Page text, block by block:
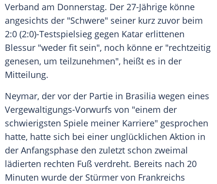
Verband am Donnerstag. Der 27-Jährige könne
angesichts der "Schwere" seiner kurz zuvor beim
2:0 (2:0)-Testspielsieg gegen Katar erlittenen
Blessur "weder fit sein", noch könne er "rechtzeitig
genesen, um teilzunehmen", heißt es in der
Mitteilung.
Neymar, der vor der Partie in Brasilia wegen eines
Vergewaltigungs-Vorwurfs von "einem der
schwierigsten Spiele meiner Karriere" gesprochen
hatte, hatte sich bei einer unglücklichen Aktion in
der Anfangsphase den zuletzt schon zweimal
lädierten rechten Fuß verdreht. Bereits nach 20
Minuten wurde der Stürmer von Frankreichs